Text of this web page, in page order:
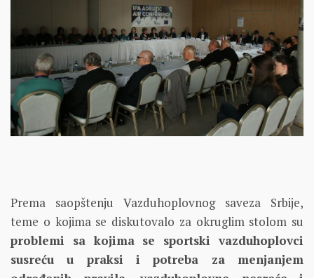
Prema saopštenju Vazduhoplovnog saveza Srbije,
teme o kojima se diskutovalo za okruglim stolom su
problemi sa kojima se sportski vazduhoplovci
susreću u praksi i potreba za menjanjem